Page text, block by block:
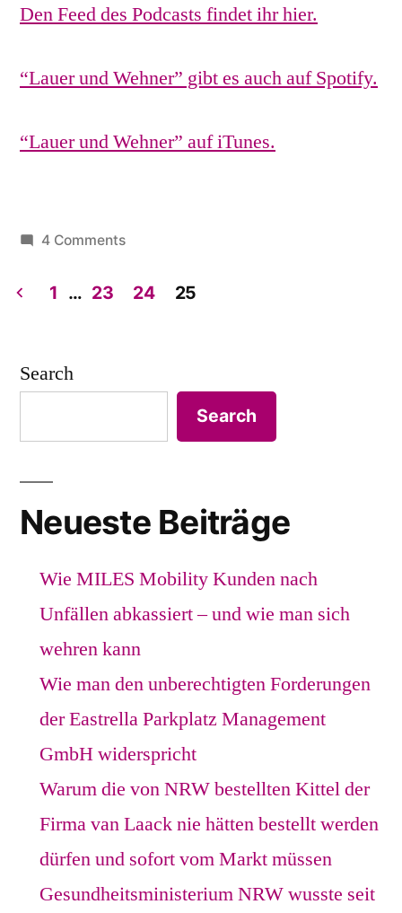
Den Feed des Podcasts findet ihr hier.
“Lauer und Wehner” gibt es auch auf Spotify.
“Lauer und Wehner” auf iTunes.
4 Commentson
Pilot
pagination
1 … 23 24 25
Search
Search
Neueste Beiträge
Wie MILES Mobility Kunden nach
Unfällen abkassiert – und wie man sich
wehren kann
Wie man den unberechtigten Forderungen
der Eastrella Parkplatz Management
GmbH widerspricht
Warum die von NRW bestellten Kittel der
Firma van Laack nie hätten bestellt werden
dürfen und sofort vom Markt müssen
Gesundheitsministerium NRW wusste seit